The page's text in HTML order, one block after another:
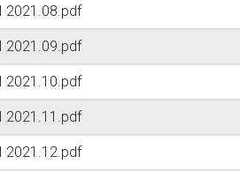
2021.08.pdf
2021.09.pdf
2021.10.pdf
2021.11.pdf
2021.12.pdf